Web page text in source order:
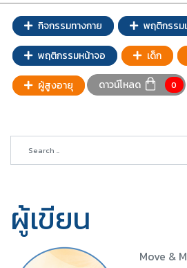
กิจกรรมทางกาย พฤติกรรม
พฤติกรรมหน้าจอ เด็ก
ผู้สูงอายุ ดาวน์โหลด 0
ผู้เขียน
Move &